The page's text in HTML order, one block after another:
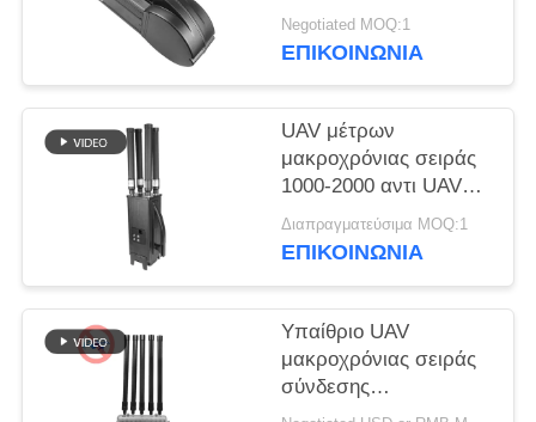
άμυνας δολοφόνων
κηφήνων ΠΣΤ
Negotiated MOQ:1
ΕΠΙΚΟΙΝΩΝΊΑ
UAV μέτρων
μακροχρόνιας σειράς
1000-2000 αντι UAV
συστημάτων Jammer
κηφήνων για Mavic3
Διαπραγματεύσιμα MOQ:1
ΕΠΙΚΟΙΝΩΝΊΑ
Υπαίθριο UAV
μακροχρόνιας σειράς
σύνδεσης
υπολογιστών Jammer